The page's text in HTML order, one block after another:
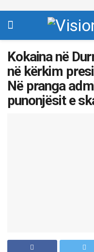
Kokaina në
në kërkim
Në pranga
punonjësit e